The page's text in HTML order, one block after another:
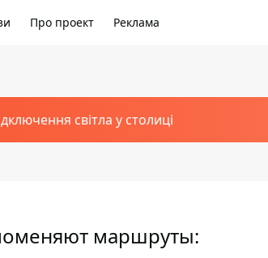
Про проект Реклама
світла у столиці
маршруты: